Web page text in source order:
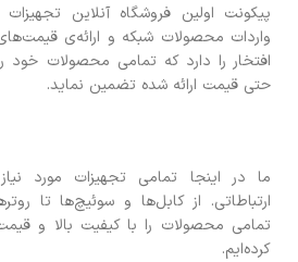
پیکونت اولین فروشگاه آنلاین
واردات محصولات شبکه و ارائه‌ی
افتخار را دارد که تمامی محصولات خود
حتی قیمت ارائه شده تضمین نماید.
ما در اینجا تمامی تجهیزات مورد
ارتباطاتی. از کابل‌ها و سوئیچ‌ها تا
تمامی محصولات را با کیفیت بالا و
کرده‌ایم.